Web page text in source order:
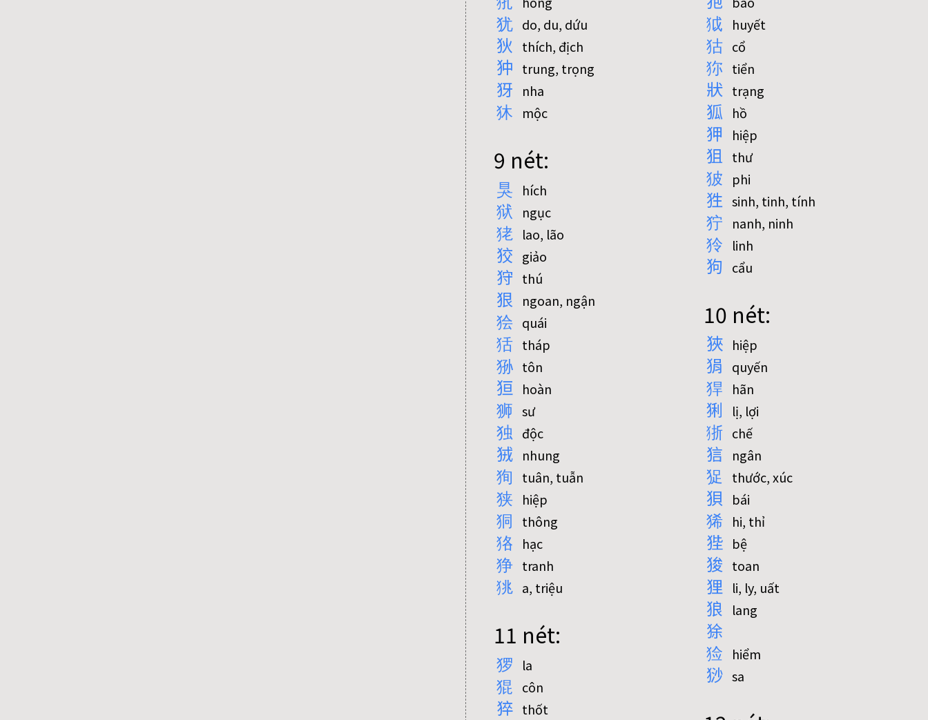
犹 do, du, dứu
狄 thích, địch
狆 trung, trọng
犽 nha
狇 mộc
9 nét:
狊 hích
狱 ngục
狫 lao, lão
狡 giảo
狩 thú
狠 ngoan, ngận
狯 quái
狧 tháp
狲 tôn
狟 hoàn
狮 sư
独 độc
狨 nhung
狥 tuân, tuẫn
狭 hiệp
狪 thông
狢 hạc
狰 tranh
狣 a, triệu
11 nét:
猡 la
猑 côn
猝 thốt
狘 huyết
狜 cổ
狝 tiển
狀 trạng
狐 hồ
狎 hiệp
狙 thư
狓 phi
狌 sinh, tinh, tính
狞 nanh, ninh
狑 linh
狗 cẩu
10 nét:
狹 hiệp
狷 quyến
猂 hãn
猁 lị, lợi
狾 chế
狺 ngân
㹱 thước, xúc
狽 bái
狶 hi, thỉ
狴 bệ
狻 toan
狸 li, ly, uất
狼 lang
狳
猃
hiểm
猀 sa